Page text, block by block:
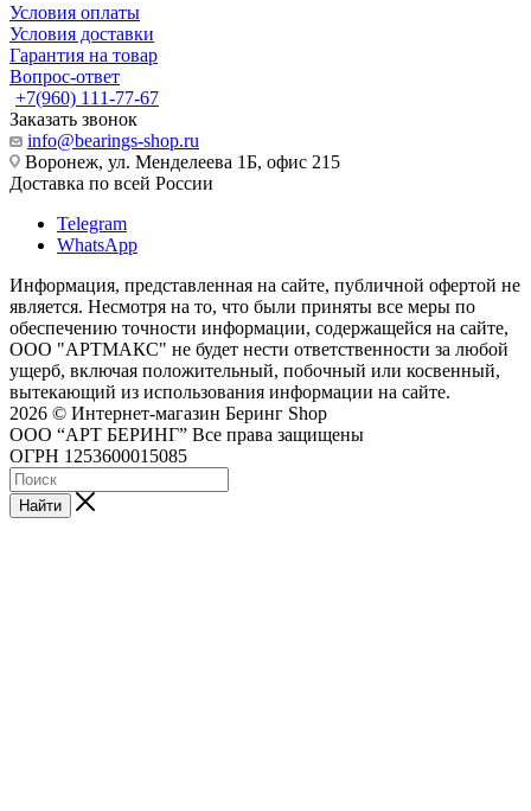
Условия оплаты
Условия доставки
Гарантия на товар
Вопрос-ответ
+7(960) 111-77-67
Заказать звонок
info@bearings-shop.ru
Воронеж, ул. Менделеева 1Б, офис 215
Доставка по всей России
Telegram
WhatsApp
Информация, представленная на сайте, публичной офертой не
является. Несмотря на то, что были приняты все меры по
обеспечению точности информации, содержащейся на сайте,
ООО "АРТМАКС" не будет нести ответственности за любой
ущерб, включая положительный, побочный или косвенный,
вытекающий из использования информации на сайте.
2026 © Интернет-магазин Беринг Shop
ООО “АРТ БЕРИНГ” Все права защищены
ОГРН 1253600015085
Найти